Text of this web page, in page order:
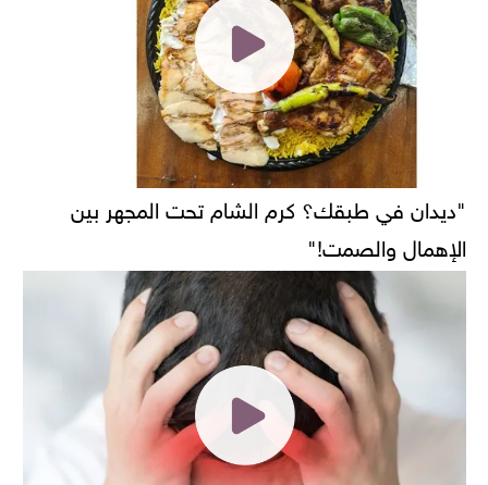
"ديدان في طبقك؟ كرم الشام تحت المجهر بين
الإهمال والصمت!"